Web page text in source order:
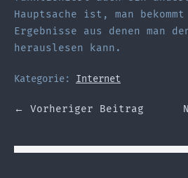
Hauptsache ist, man
Ergebnisse aus denen man
herauslesen kann.
Kategorie: Internet
Beitragsnavigation
← Vorheriger Beitrag